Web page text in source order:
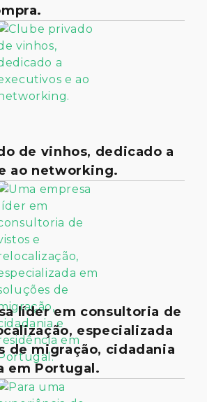
de vinhos, dedicado a
ao networking.
líder em consultoria de
especializada
de migração, cidadania
em Portugal.